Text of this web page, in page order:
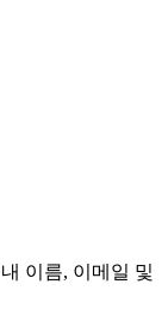
이름, 이메일 및